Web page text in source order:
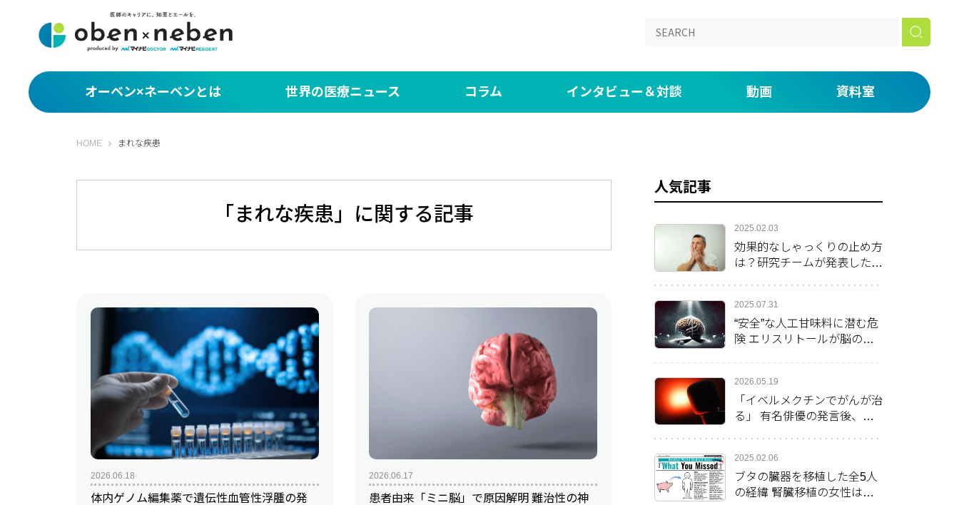
オーベン×ネーベンとは 世界の医療ニュース
編集部セレクト 世界の医療News マイシュー
コラム
あした、ハッピーになぁれ！
医師と先進医療技術とわたし
インタビュー＆対談
社会医学系専門医の「いま・未来」
動画
One day―医師密着ドキュメンタリー―
資料室
HOME オーベン×ネーベン
まれな疾患
「まれな疾患」に関する記事
2026.06.18
体内ゲノム編集薬で遺伝性血管性浮腫の発
2026.06.17
患者由来「ミニ脳」で原因解明 難治性の神
人気記事
2025.02.03
効果的なしゃっくりの止め方
は？研究チームが発表した方
2025.07.31
“安全”な人工甘味料に潜む危
険 エリスリトールが脳の健
2026.05.19
「イベルメクチンでがんが治
る」 有名俳優の発言後、米
2025.02.06
ブタの臓器を移植した全5人
の経緯 腎臓移植の女性は最